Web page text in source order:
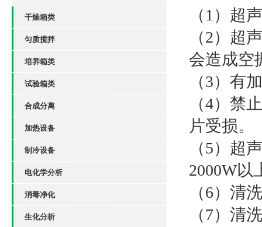
干燥箱类
匀质搅拌
培养箱类
试验箱类
合成分离
加热设备
制冷设备
电化学分析
消毒净化
生化分析
（1 ） 超
（2） 超
会造成空
（3） 有
（4） 禁
片受损。
（5） 超
2000W以
（6） 清洗
（7） 清洗